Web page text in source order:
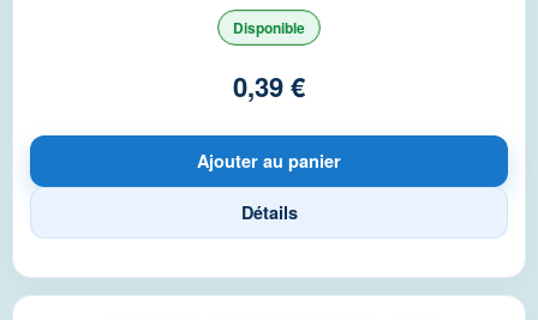
Disponible
0,39 €
Ajouter au panier
Détails